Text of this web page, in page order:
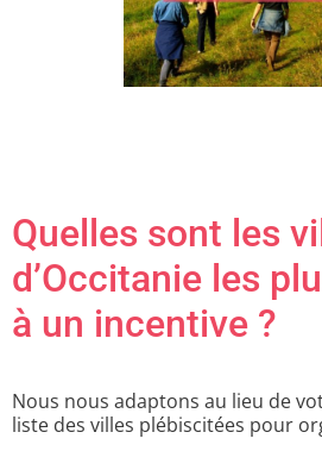
Quelles sont les
d’Occitanie les
à un incentive ?
Nous nous adaptons au lieu de
liste des villes plébiscitées pour